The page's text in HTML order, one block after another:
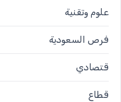
علوم وتقنية
فرص السعودية
قتصادي
قطاع